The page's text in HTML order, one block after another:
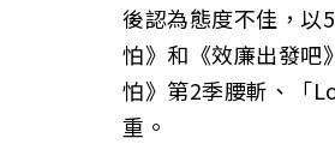
後認為態度不佳，以
怕》和《效廉出發吧
怕》第2季腰斬、「
重。